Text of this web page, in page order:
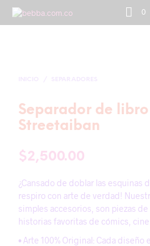
0
Separador de
Streetaiban
$2,500.00
¿Cansado de doblar las esquinas
respiro con arte de verdad!
simples accesorios, son piezas
historias favoritas de cómics, cine
• Arte 100% Original: Cada